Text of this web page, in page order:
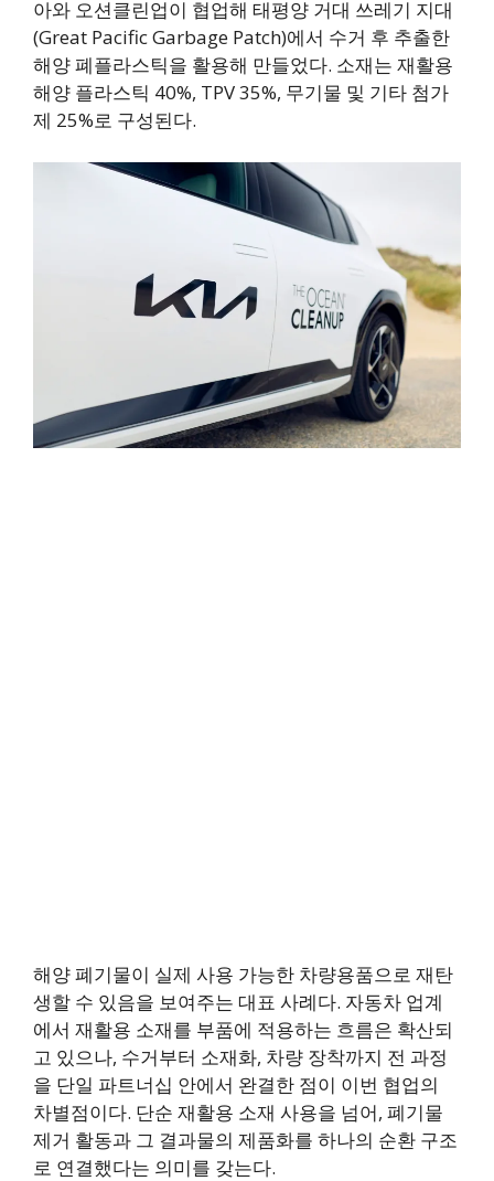
아와 오션클린업이 협업해 태평양 거대 쓰레기 지대
(Great Pacific Garbage Patch)에서 수거 후 추출한
해양 폐플라스틱을 활용해 만들었다. 소재는 재활용
해양 플라스틱 40%, TPV 35%, 무기물 및 기타 첨가
제 25%로 구성된다.
해양 폐기물이 실제 사용 가능한 차량용품으로 재탄
생할 수 있음을 보여주는 대표 사례다. 자동차 업계
에서 재활용 소재를 부품에 적용하는 흐름은 확산되
고 있으나, 수거부터 소재화, 차량 장착까지 전 과정
을 단일 파트너십 안에서 완결한 점이 이번 협업의
차별점이다. 단순 재활용 소재 사용을 넘어, 폐기물
제거 활동과 그 결과물의 제품화를 하나의 순환 구조
로 연결했다는 의미를 갖는다.